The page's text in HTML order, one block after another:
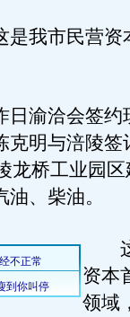
我市民营资
渝洽会签约
克明与涪陵签
龙桥工业园
、柴油。
这
资本
领域